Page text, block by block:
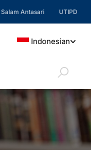
Salam Antasari UTIPD
Indonesian